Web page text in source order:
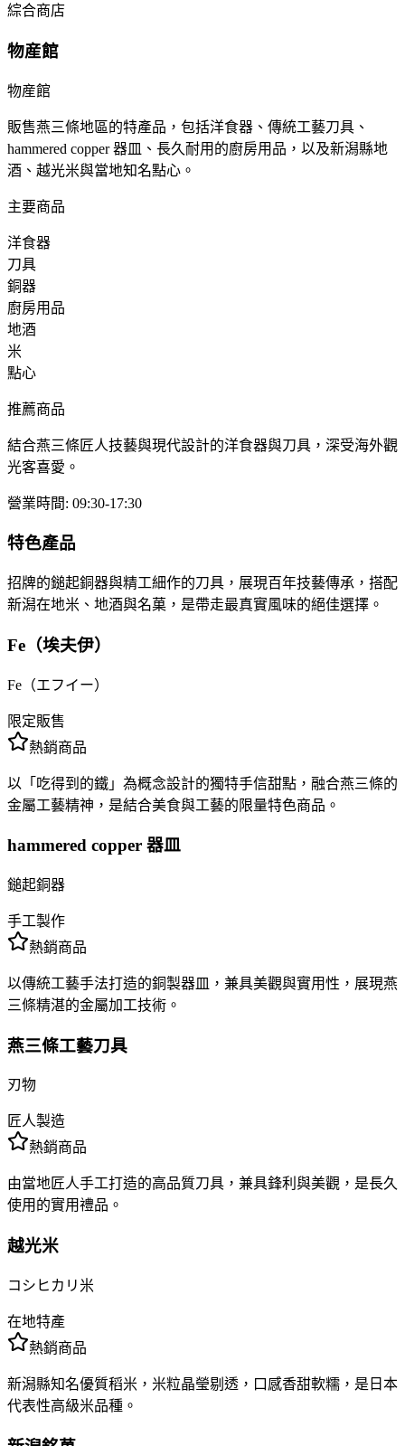
綜合商店
物産館
物産館
販售燕三條地區的特產品，包括洋食器、傳統工藝刀具、
hammered copper 器皿、長久耐用的廚房用品，以及新潟縣地
酒、越光米與當地知名點心。
主要商品
洋食器
刀具
銅器
廚房用品
地酒
米
點心
推薦商品
結合燕三條匠人技藝與現代設計的洋食器與刀具，深受海外觀
光客喜愛。
營業時間: 09:30-17:30
特色產品
招牌的鎚起銅器與精工細作的刀具，展現百年技藝傳承，搭配
新潟在地米、地酒與名菓，是帶走最真實風味的絕佳選擇。
Fe（埃夫伊）
Fe（エフイー）
限定販售
熱銷商品
以「吃得到的鐵」為概念設計的獨特手信甜點，融合燕三條的
金屬工藝精神，是結合美食與工藝的限量特色商品。
hammered copper 器皿
鎚起銅器
手工製作
熱銷商品
以傳統工藝手法打造的銅製器皿，兼具美觀與實用性，展現燕
三條精湛的金屬加工技術。
燕三條工藝刀具
刃物
匠人製造
熱銷商品
由當地匠人手工打造的高品質刀具，兼具鋒利與美觀，是長久
使用的實用禮品。
越光米
コシヒカリ米
在地特產
熱銷商品
新潟縣知名優質稻米，米粒晶瑩剔透，口感香甜軟糯，是日本
代表性高級米品種。